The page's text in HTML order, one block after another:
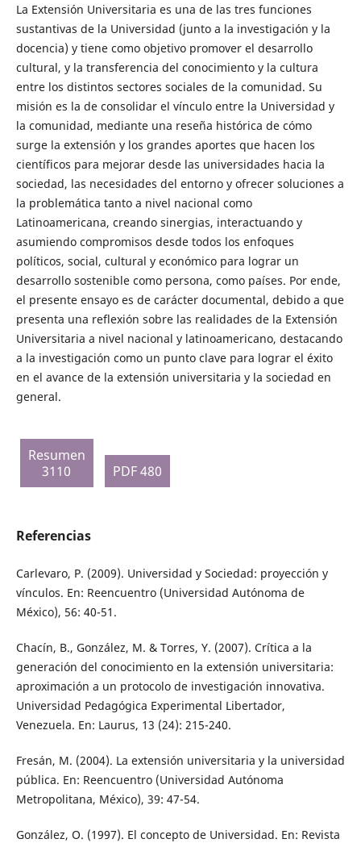
La Extensión Universitaria es una de las tres funciones
sustantivas de la Universidad (junto a la investigación y la
docencia) y tiene como objetivo promover el desarrollo
cultural, y la transferencia del conocimiento y la cultura
entre los distintos sectores sociales de la comunidad. Su
misión es la de consolidar el vínculo entre la Universidad y
la comunidad, mediante una reseña histórica de cómo
surge la extensión y los grandes aportes que hacen los
científicos para mejorar desde las universidades hacia la
sociedad, las necesidades del entorno y ofrecer soluciones a
la problemática tanto a nivel nacional como
Latinoamericana, creando sinergias, interactuando y
asumiendo compromisos desde todos los enfoques
políticos, social, cultural y económico para lograr un
desarrollo sostenible como persona, como países. Por ende,
el presente ensayo es de carácter documental, debido a que
presenta una reflexión sobre las realidades de la Extensión
Universitaria a nivel nacional y latinoamericano, destacando
a la investigación como un punto clave para lograr el éxito
en el avance de la extensión universitaria y la sociedad en
general.
Resumen
3110
PDF 480
Referencias
Carlevaro, P. (2009). Universidad y Sociedad: proyección y
vínculos. En: Reencuentro (Universidad Autónoma de
México), 56: 40-51.
Chacín, B., González, M. & Torres, Y. (2007). Crítica a la
generación del conocimiento en la extensión universitaria:
aproximación a un protocolo de investigación innovativa.
Universidad Pedagógica Experimental Libertador,
Venezuela. En: Laurus, 13 (24): 215-240.
Fresán, M. (2004). La extensión universitaria y la universidad
pública. En: Reencuentro (Universidad Autónoma
Metropolitana, México), 39: 47-54.
González, O. (1997). El concepto de Universidad. En: Revista